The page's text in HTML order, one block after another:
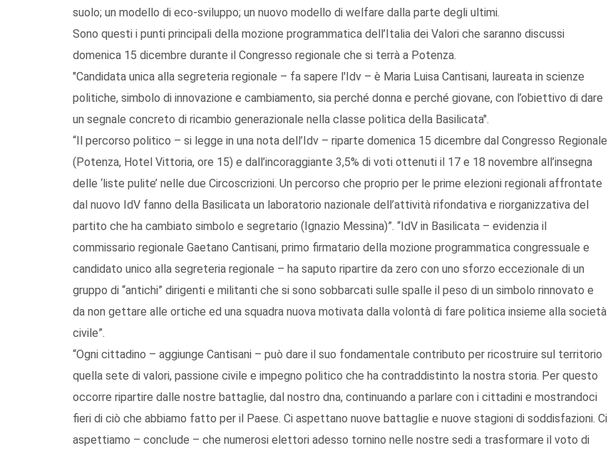
suolo; un modello di eco-sviluppo; un nuovo modello di welfare dalla parte degli ultimi.
Sono questi i punti principali della mozione programmatica dell’Italia dei Valori che saranno discussi
domenica 15 dicembre durante il Congresso regionale che si terrà a Potenza.
"Candidata unica alla segreteria regionale – fa sapere l'Idv – è Maria Luisa Cantisani, laureata in scienze
politiche, simbolo di innovazione e cambiamento, sia perché donna e perché giovane, con l’obiettivo di dare
un segnale concreto di ricambio generazionale nella classe politica della Basilicata".
“Il percorso politico – si legge in una nota dell’Idv – riparte domenica 15 dicembre dal Congresso Regionale
(Potenza, Hotel Vittoria, ore 15) e dall’incoraggiante 3,5% di voti ottenuti il 17 e 18 novembre all’insegna
delle ‘liste pulite’ nelle due Circoscrizioni. Un percorso che proprio per le prime elezioni regionali affrontate
dal nuovo IdV fanno della Basilicata un laboratorio nazionale dell’attività rifondativa e riorganizzativa del
partito che ha cambiato simbolo e segretario (Ignazio Messina)”. “IdV in Basilicata – evidenzia il
commissario regionale Gaetano Cantisani, primo firmatario della mozione programmatica congressuale e
candidato unico alla segreteria regionale – ha saputo ripartire da zero con uno sforzo eccezionale di un
gruppo di “antichi” dirigenti e militanti che si sono sobbarcati sulle spalle il peso di un simbolo rinnovato e
da non gettare alle ortiche ed una squadra nuova motivata dalla volontà di fare politica insieme alla società
civile”.
“Ogni cittadino – aggiunge Cantisani – può dare il suo fondamentale contributo per ricostruire sul territorio
quella sete di valori, passione civile e impegno politico che ha contraddistinto la nostra storia. Per questo
occorre ripartire dalle nostre battaglie, dal nostro dna, continuando a parlare con i cittadini e mostrandoci
fieri di ciò che abbiamo fatto per il Paese. Ci aspettano nuove battaglie e nuove stagioni di soddisfazioni. Ci
aspettiamo – conclude – che numerosi elettori adesso tornino nelle nostre sedi a trasformare il voto di